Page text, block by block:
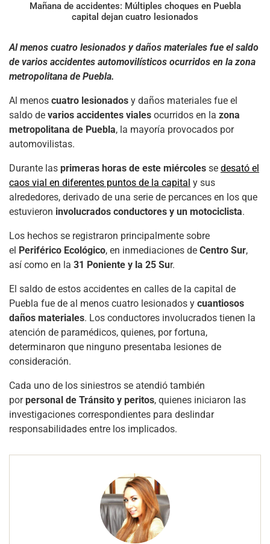
Mañana de accidentes: Múltiples choques en Puebla
capital dejan cuatro lesionados
Al menos cuatro lesionados y daños materiales fue el saldo
de varios accidentes automovilísticos ocurridos en la zona
metropolitana de Puebla.
Al menos cuatro lesionados y daños materiales fue el
saldo de varios accidentes viales ocurridos en la zona
metropolitana de Puebla, la mayoría provocados por
automovilistas.
Durante las primeras horas de este miércoles se desató el
caos vial en diferentes puntos de la capital y sus
alrededores, derivado de una serie de percances en los que
estuvieron involucrados conductores y un motociclista.
Los hechos se registraron principalmente sobre
el Periférico Ecológico, en inmediaciones de Centro Sur,
así como en la 31 Poniente y la 25 Sur.
El saldo de estos accidentes en calles de la capital de
Puebla fue de al menos cuatro lesionados y cuantiosos
daños materiales. Los conductores involucrados tienen la
atención de paramédicos, quienes, por fortuna,
determinaron que ninguno presentaba lesiones de
consideración.
Cada uno de los siniestros se atendió también
porpersonal de Tránsito y peritos, quienes iniciaron las
investigaciones correspondientes para deslindar
responsabilidades entre los implicados.